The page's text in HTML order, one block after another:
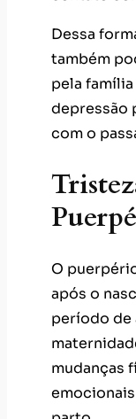
depressão
com o
O
após o
mudanças
parto.
Essa
início